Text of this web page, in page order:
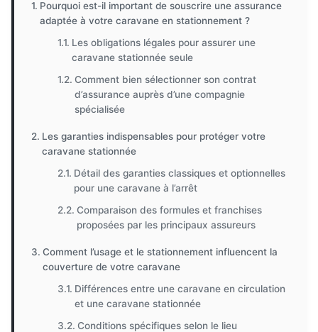
Pourquoi est-il important de souscrire une assurance
adaptée à votre caravane en stationnement ?
Les obligations légales pour assurer une
caravane stationnée seule
Comment bien sélectionner son contrat
d’assurance auprès d’une compagnie
spécialisée
Les garanties indispensables pour protéger votre
caravane stationnée
Détail des garanties classiques et optionnelles
pour une caravane à l’arrêt
Comparaison des formules et franchises
proposées par les principaux assureurs
Comment l’usage et le stationnement influencent la
couverture de votre caravane
Différences entre une caravane en circulation
et une caravane stationnée
Conditions spécifiques selon le lieu